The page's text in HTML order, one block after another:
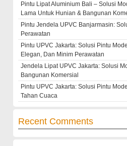
Pintu Lipat Aluminium Bali – Solusi
Lama Untuk Hunian & Bangunan
Pintu Jendela UPVC Banjarmasin:
Perawatan
Pintu UPVC Jakarta: Solusi Pintu
Elegan, Dan Minim Perawatan
Jendela Lipat UPVC Jakarta: Solusi
Bangunan Komersial
Pintu UPVC Jakarta: Solusi Pintu
Tahan Cuaca
Recent Comments